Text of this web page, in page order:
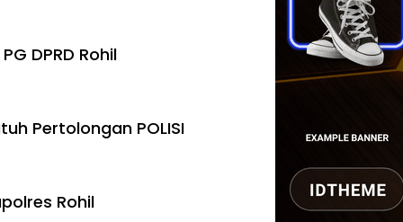
DPRD Rohil
Pertolongan POLISI
Rohil